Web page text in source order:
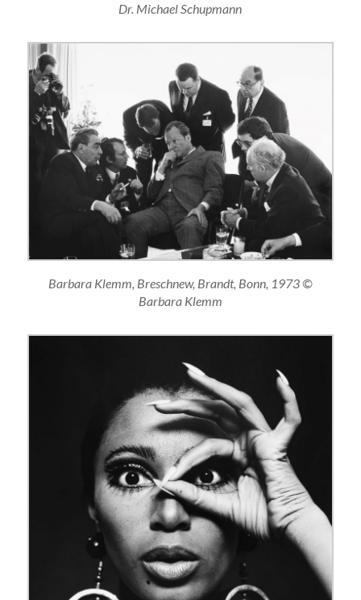
Dr. Michael Schupmann
Barbara Klemm, Breschnew, Brandt, Bonn, 1973 ©
Barbara Klemm